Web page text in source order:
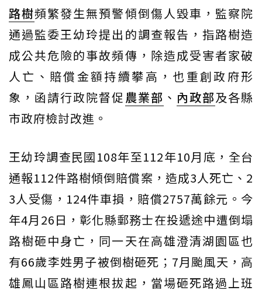
路樹頻繁發生無預警傾倒傷人毀車，監察院
通過監委王幼玲提出的調查報告，指路樹造
成公共危險的事故頻傳，除造成受害者家破
人亡、賠償金額持續攀高，也重創政府形
象，函請行政院督促農業部 、 內政部及各縣
市政府檢討改進。
王幼玲調查民國108年至112年10月底，全台
通報112件路樹傾倒賠償案，造成3人死亡、2
3人受傷，124件車損，賠償2757萬餘元。今
年4月26日，彰化縣郵務士在投遞途中遭倒塌
路樹砸中身亡，同一天在高雄澄清湖園區也
有66歲李姓男子被倒樹砸死；7月颱風天，高
雄鳳山區路樹連根拔起，當場砸死路過上班